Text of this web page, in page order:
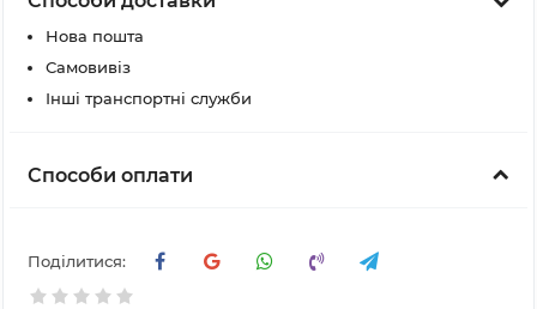
Нова пошта
Самовивіз
Інші транспортні служби
Способи оплати
Поділитися: